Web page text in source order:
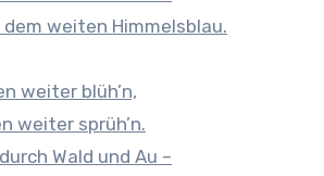
weiten Himmelsblau.
weiter blüh’n,
weiter sprüh’n.
Wald und Au –